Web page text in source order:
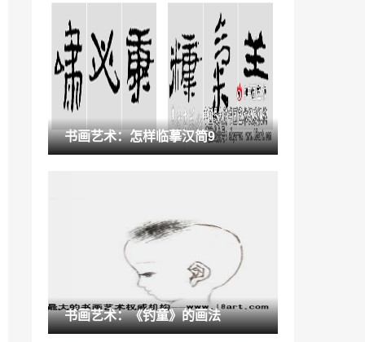
收藏知识：敦煌藏经洞流失海外文物数字
化 “归期”可盼
2021-07-11
广州K11艺术购物中心「广州k11展览」
2022-11-29
「山人行摄」147·乡舞—健身操
走向媒介融合的文化新景观有哪些「地域
“佛山”2021年瓷砖的流行色,佛山陶博会邀
您一起定义
书画艺术：怎样临摹汉简9
书画艺术：《钓童》的画法